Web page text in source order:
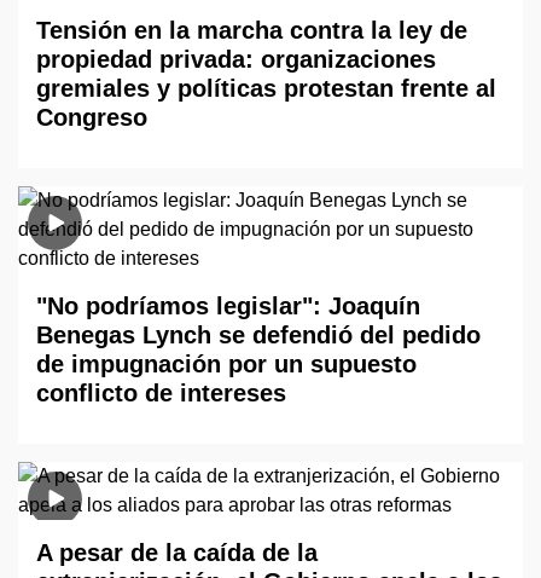
Tensión en la marcha contra la ley de
propiedad privada: organizaciones
gremiales y políticas protestan frente al
Congreso
"No podríamos legislar": Joaquín
Benegas Lynch se defendió del pedido
de impugnación por un supuesto
conflicto de intereses
A pesar de la caída de la